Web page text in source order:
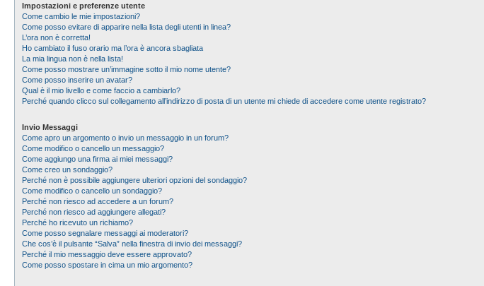
Impostazioni e preferenze utente
Come cambio le mie impostazioni?
Come posso evitare di apparire nella lista degli utenti in linea?
L’ora non è corretta!
Ho cambiato il fuso orario ma l’ora è ancora sbagliata
La mia lingua non è nella lista!
Come posso mostrare un’immagine sotto il mio nome utente?
Come posso inserire un avatar?
Qual è il mio livello e come faccio a cambiarlo?
Perché quando clicco sul collegamento all’indirizzo di posta di un utente mi chiede di accedere come utente registrato?
Invio Messaggi
Come apro un argomento o invio un messaggio in un forum?
Come modifico o cancello un messaggio?
Come aggiungo una firma ai miei messaggi?
Come creo un sondaggio?
Perché non è possibile aggiungere ulteriori opzioni del sondaggio?
Come modifico o cancello un sondaggio?
Perché non riesco ad accedere a un forum?
Perché non riesco ad aggiungere allegati?
Perché ho ricevuto un richiamo?
Come posso segnalare messaggi ai moderatori?
Che cos’è il pulsante “Salva” nella finestra di invio dei messaggi?
Perché il mio messaggio deve essere approvato?
Come posso spostare in cima un mio argomento?